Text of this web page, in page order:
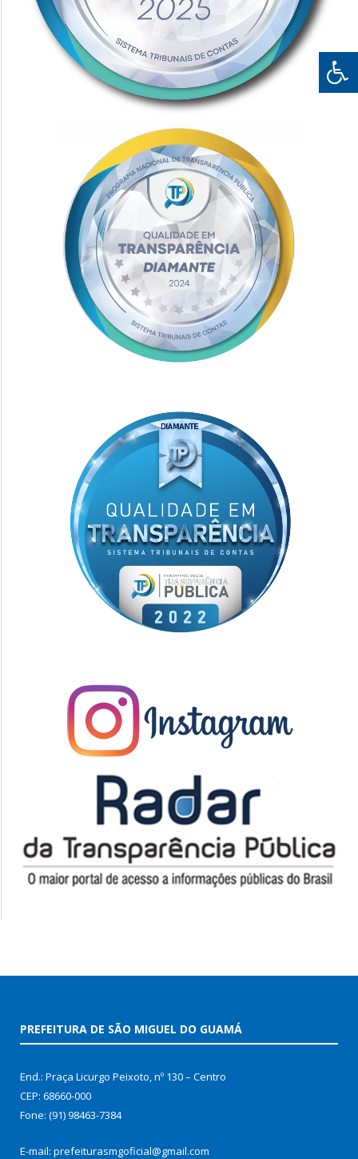
PREFEITURA DE SÃO MIGUEL DO GUAMÁ
End.: Praça Licurgo Peixoto, nº 130 – Centro
CEP: 68660-000
Fone: (91) 98463-7384
E-mail: prefeiturasmgoficial@gmail.com